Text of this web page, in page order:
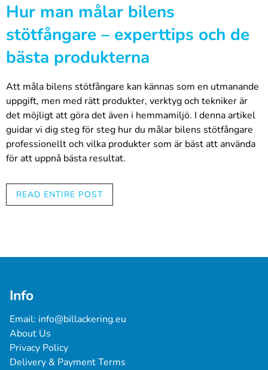
Hur man målar bilens
stötfångare – experttips och de
bästa produkterna
Att måla bilens stötfångare kan kännas som en utmanande
uppgift, men med rätt produkter, verktyg och tekniker är
det möjligt att göra det även i hemmamiljö. I denna artikel
guidar vi dig steg för steg hur du målar bilens stötfångare
professionellt och vilka produkter som är bäst att använda
för att uppnå bästa resultat.
Rengöring och förberedelse:
Börja med att noggrant rengöra bilens stötfångare
skyddshandskar och skyddsglasögon när du hanterar
Slipa stötfångarens yta lätt med fint sandpapper (t.ex.
vidhäftning och hjälper till att skapa en jämn och slät
yta.
Plastprimer:
READ ENTIRE POST
Info
Email: info@billackering.eu
About Us
Privacy Policy
Delivery & Payment Terms